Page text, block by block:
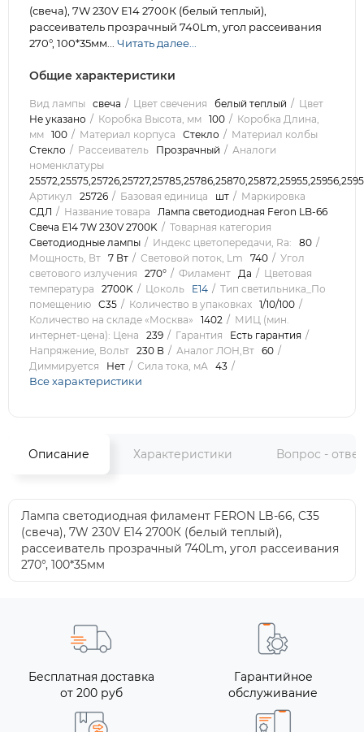
(свеча), 7W 230V E14 2700К (белый теплый),
рассеиватель прозрачный 740Lm, угол рассеивания
270°, 100*35мм... Читать далее...
Общие характеристики
Вид лампы свеча Цвет свечения белый теплый
Цвет
Не указано
Коробка Высота, мм 100
Коробка Длина,
мм 100 Материал корпуса Стекло
Материал колбы
Стекло
Рассеиватель Прозрачный
Аналоги
номенклатуры
Артикул
25726 Базовая единица шт
Маркировка
СДЛ
Название товара
Лампа светодиодная Feron LB-66
Свеча E14 7W 230V 2700K
Товарная категория
Светодиодные лампы
Индекс цветопередачи, Ra:
80
Мощность, Вт 7 Вт Световой поток, Lm 740
Угол
светового излучения
270° Филамент Да
Цветовая
температура
2700K Цоколь E14
Тип светильника_По
помещению C35 Количество в упаковках 1/10/100
Количество на складе «Москва»
1402
МИЦ (мин.
интернет-цена): Цена
239 Гарантия
Есть гарантия
Напряжение, Вольт 230 В Аналог ЛОН,Вт 60
Диммируется
Нет Сила тока, мА 43
Все характеристики
Описание Характеристики Вопрос -
Лампа светодиодная филамент FERON LB-66, C35
(свеча), 7W 230V E14 2700К (белый теплый),
рассеиватель прозрачный 740Lm, угол рассеивания
270°, 100*35мм
Бесплатная доставка
от 200 руб
Гарантийное
обслуживание